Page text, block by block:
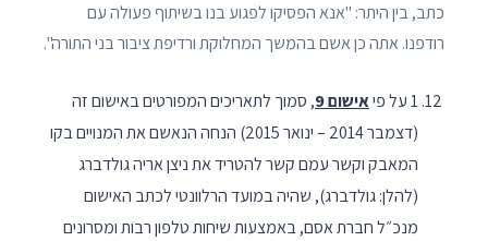
כתב, בין היתר: "אנא הפסיקו לפגוע בנו בשיתוף פעולה עם
רודפנו. אתה כן אשם בהמשך המחלוקת ורדיפת ציבור בני התורה".
1 על פי אישום 9
, סמוך לתאריכים המפורטים באישום זה
(דצמבר 2014 – ינואר 2015) הנחה הנאשם את המנויים בקו
המאבק וקשר עמם קשר להטריד את ניצן אריה גולדברג
(להלן: גולדברג), שהיה במועד הרלוונטי לכתב האישום
מנכ״ל חברת אסם, באמצעות שיחות טלפון רבות ומסרונים